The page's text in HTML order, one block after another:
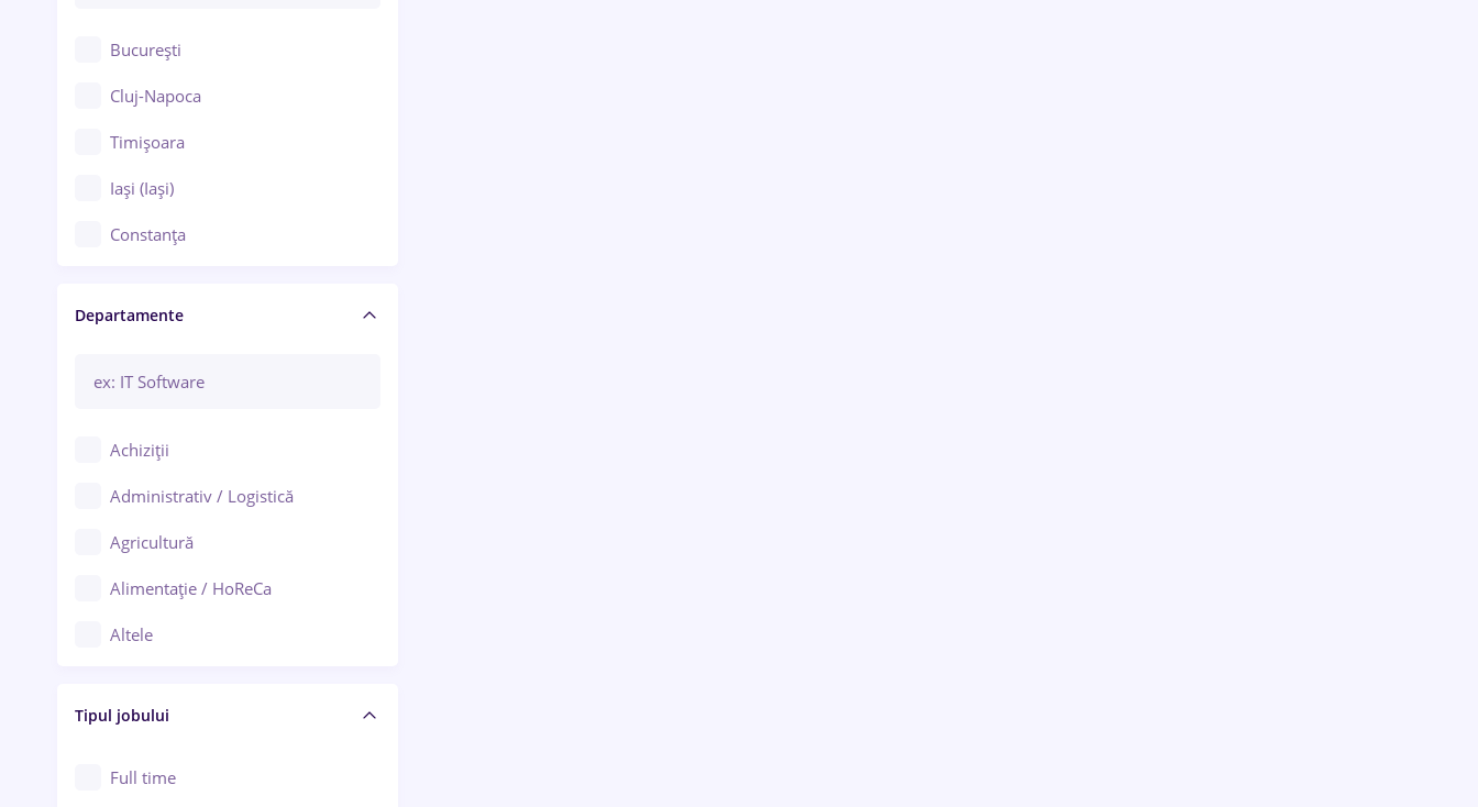
București
Cluj-Napoca
Timișoara
Iași (Iași)
Constanța
Brașov
Bacău
Galați (Galați)
Ploiești
Arad
Departamente
Achiziții
Administrativ / Logistică
Agricultură
Alimentație / HoReCa
Altele
Asigurări
Au pair / Babysitter / Curățenie
Tipul jobului
Full time